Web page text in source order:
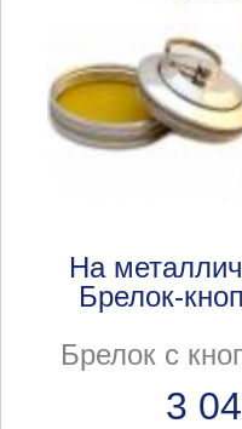
На
Брелок-
Брелок с
3